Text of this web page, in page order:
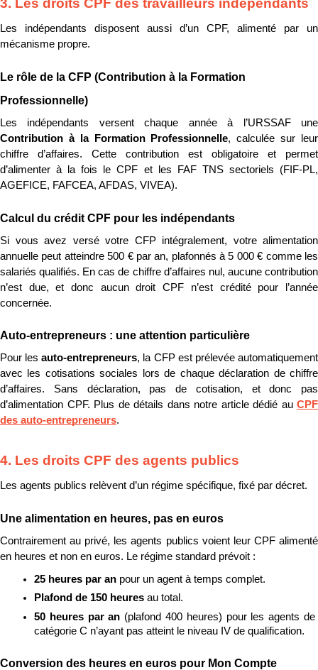
3. Les droits CPF des travailleurs indépendants
Les indépendants disposent aussi d’un CPF, alimenté par un
mécanisme propre.
Le rôle de la CFP (Contribution à la Formation
Professionnelle)
Contribution à la Formation Professionnelle, calculée sur leur
chiffre d’affaires. Cette contribution est obligatoire et permet
d’alimenter à la fois le CPF et les FAF TNS sectoriels (FIF-PL,
AGEFICE, FAFCEA, AFDAS, VIVEA).
Calcul du crédit CPF pour les indépendants
Si vous avez versé votre CFP intégralement, votre alimentation
annuelle peut atteindre 500 € par an, plafonnés à 5 000 € comme les
salariés qualifiés. En cas de chiffre d’affaires nul, aucune contribution
n’est due, et donc aucun droit CPF n’est crédité pour l’année
concernée.
Auto-entrepreneurs : une attention particulière
Pour les auto-entrepreneurs, la CFP est prélevée automatiquement
avec les cotisations sociales lors de chaque déclaration de chiffre
d’affaires. Sans déclaration, pas de cotisation, et donc pas
d’alimentation CPF. Plus de détails dans notre article dédié au CPF
des auto-entrepreneurs.
4. Les droits CPF des agents publics
Les agents publics relèvent d’un régime spécifique, fixé par décret.
Une alimentation en heures, pas en euros
Contrairement au privé, les agents publics voient leur CPF alimenté
en heures et non en euros. Le régime standard prévoit :
25 heures par an pour un agent à temps complet.
Plafond de 150 heures au total.
50 heures par an (plafond 400 heures) pour les agents de
catégorie C n’ayant pas atteint le niveau IV de qualification.
Conversion des heures en euros pour Mon Compte